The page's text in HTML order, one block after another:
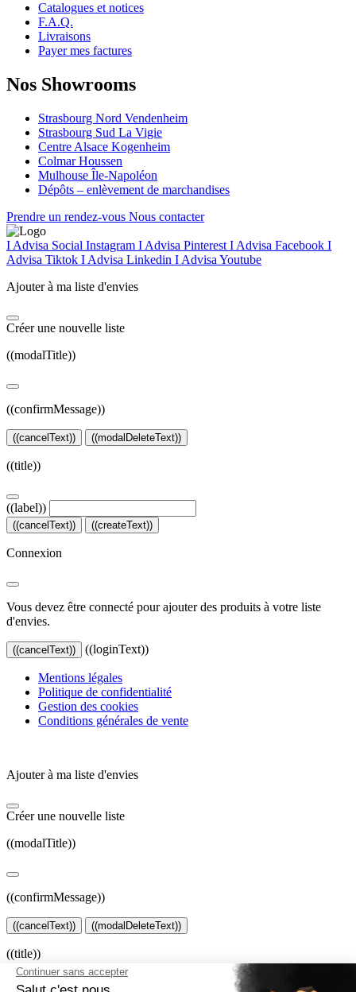
Catalogues et notices
F.A.Q.
Livraisons
Payer mes factures
Nos Showrooms
Strasbourg Nord Vendenheim
Strasbourg Sud La Vigie
Centre Alsace Kogenheim
Colmar Houssen
Mulhouse Île-Napoléon
Dépôts – enlèvement de marchandises
Prendre un rendez-vous Nous contacter
I Advisa Social Instagram I Advisa Pinterest I Advisa Facebook I
Advisa Tiktok I Advisa Linkedin I Advisa Youtube
Ajouter à ma liste d'envies
Créer une nouvelle liste
((modalTitle))
((confirmMessage))
((cancelText)) ((modalDeleteText))
((title))
((label))
((cancelText)) ((createText))
Connexion
Vous devez être connecté pour ajouter des produits à votre liste
d'envies.
((cancelText)) ((loginText))
Mentions légales
Politique de confidentialité
Gestion des cookies
Conditions générales de vente
Ajouter à ma liste d'envies
Créer une nouvelle liste
((modalTitle))
((confirmMessage))
((cancelText)) ((modalDeleteText))
((title))